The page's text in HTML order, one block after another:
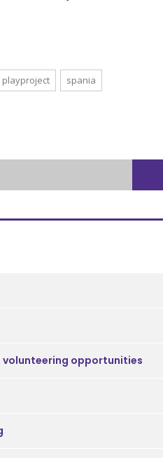
playproject spania
volunteering opportunities